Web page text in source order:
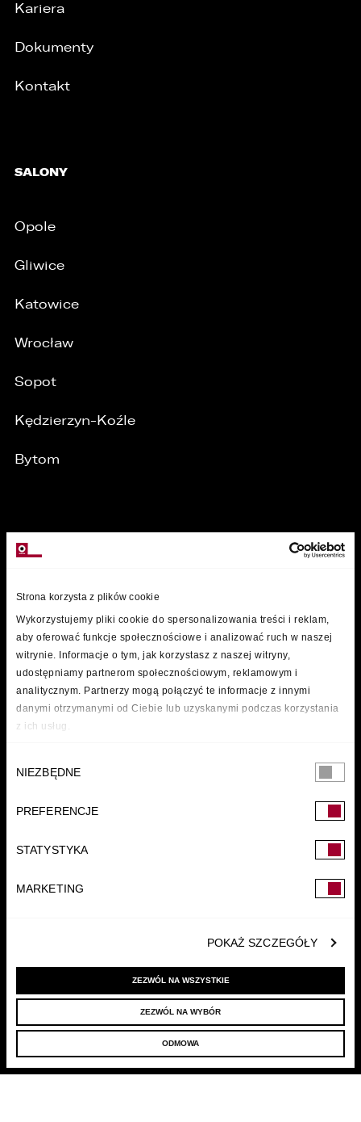
Strona korzysta z plików cookie
Wykorzystujemy pliki cookie do spersonalizowania treści i reklam,
aby oferować funkcje społecznościowe i analizować ruch w naszej
witrynie. Informacje o tym, jak korzystasz z naszej witryny,
udostępniamy partnerom społecznościowym, reklamowym i
analitycznym. Partnerzy mogą połączyć te informacje z innymi
danymi otrzymanymi od Ciebie lub uzyskanymi podczas korzystania
z ich usług.
zgody
NIEZBĘDNE
PREFERENCJE
STATYSTYKA
MARKETING
POKAŻ SZCZEGÓŁY
ZEZWÓL NA WSZYSTKIE
ZEZWÓL NA WYBÓR
ODMOWA
Kariera
Dokumenty
Kontakt
SALONY
Opole
Gliwice
Katowice
Wrocław
Sopot
Kędzierzyn-Koźle
Bytom
MARKI
FUNDACJA
POLITYKA PRYWATNOŚCI